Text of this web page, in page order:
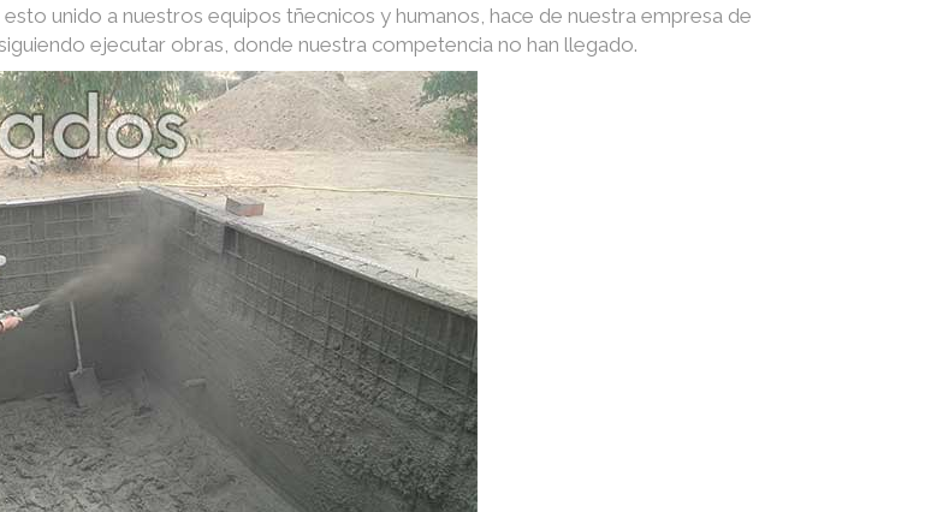
unido a nuestros equipos tñecnicos y humanos, hace de nuestra empresa de
ejecutar obras, donde nuestra competencia no han llegado.